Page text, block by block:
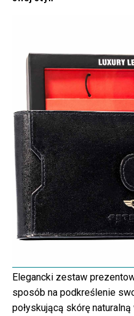
Elegancki zestaw
sposób na podkreślenie
połyskującą skórę